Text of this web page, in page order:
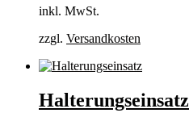
inkl. MwSt.
zzgl. Versandkosten
Halterungseinsatz